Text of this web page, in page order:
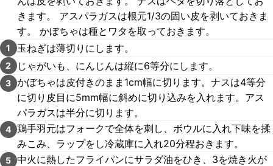
きます。 アスパラガスは根元1/3の固い皮を剥いておきま
す。 かぼちゃは種とワタを取っておきます。
1 玉ねぎは薄切りにします。
2 じゃがいも、にんじんは縦に6等分にします。
3 かぼちゃは皮付きのまま1cm幅に切ります。ナスは4等分
に切り皮目に5mm幅に斜めに切り込みを入れます。アス
パラガスは半分に切ります。
4 鶏手羽元はフォークで全体を刺し、ボウルに入れ下味を揉
みこみ、ラップをし冷蔵庫に入れ20分程おきます。
5 中火に熱したフライパンにサラダ油をひき、3を焼き火が